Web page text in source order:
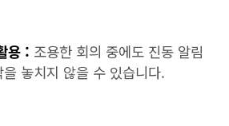
용 : 조용한 회의 중에도 진동 알림
놓치지 않을 수 있습니다.